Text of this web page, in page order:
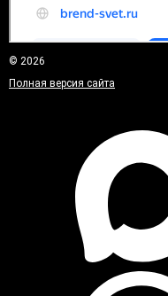
© 2026
Полная версия сайта